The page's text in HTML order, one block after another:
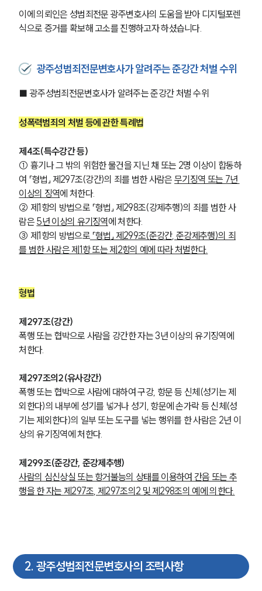
이에 의뢰인은 성범죄전문 광주변호사의 도움을 받아 디지털포렌
식으로 증거를 확보해 고소를 진행하고자 하셨습니다.
광주성범죄전문변호사가 알려주는 준강간 처벌 수위
■ 광주성범죄전문변호사가 알려주는 준강간 처벌 수위
성폭력범죄의 처벌 등에 관한 특례법
제4조(특수강간 등)
① 흉기나 그 밖의 위험한 물건을 지닌 채 또는 2명 이상이 합동하
여 「형법」 제297조(강간)의 죄를 범한 사람은 무기징역 또는 7년
이상의 징역에 처한다.
② 제1항의 방법으로 「형법」 제298조(강제추행)의 죄를 범한 사
람은 5년 이상의 유기징역에 처한다.
③ 제1항의 방법으로 「형법」 제299조(준강간, 준강제추행)의 죄
를 범한 사람은 제1항 또는 제2항의 예에 따라 처벌한다.
형법
제297조(강간)
폭행 또는 협박으로 사람을 강간한 자는 3년 이상의 유기징역에
처한다.
제297조의2(유사강간)
폭행 또는 협박으로 사람에 대하여 구강, 항문 등 신체(성기는 제
외한다)의 내부에 성기를 넣거나 성기, 항문에 손가락 등 신체(성
기는 제외한다)의 일부 또는 도구를 넣는 행위를 한 사람은 2년 이
상의 유기징역에 처한다.
제299조(준강간, 준강제추행)
사람의 심신상실 또는 항거불능의 상태를 이용하여 간음 또는 추
행을 한 자는 제297조, 제297조의2 및 제298조의 예에 의한다.
2. 광주성범죄전문변호사의 조력사항